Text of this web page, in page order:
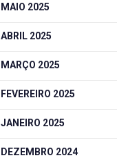
MAIO 2025
ABRIL 2025
MARÇO 2025
FEVEREIRO 2025
JANEIRO 2025
DEZEMBRO 2024